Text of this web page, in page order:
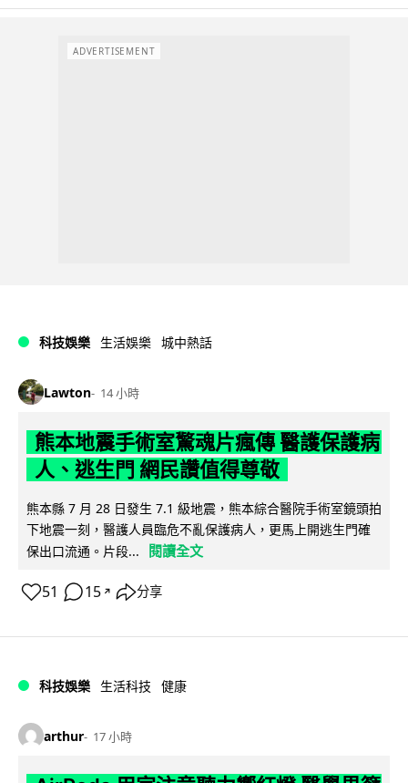
ADVERTISEMENT
科技娛樂 生活娛樂 城中熱話
Lawton 14 小時
熊本地震手術室驚魂片瘋傳 醫護保護病
人、逃生門 網民讚值得尊敬
熊本縣 7 月 28 日發生 7.1 級地震，熊本綜合醫院手術室鏡頭拍
下地震一刻，醫護人員臨危不亂保護病人，更馬上開逃生門確
保出口流通。片段...
閱讀全文
51 15 ↗ 分享
科技娛樂 生活科技 健康
arthur 17 小時